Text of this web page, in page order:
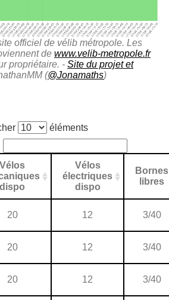
officiel de vélib métropole. Les
de www.velib-metropole.fr
propriétaire. - Site du projet et
(@Jonamaths)
éléments
Vélos
dispo
Vélos
électriques
dispo
Bornes
libres
20 12 3/40
20 12 3/40
20 12 3/40